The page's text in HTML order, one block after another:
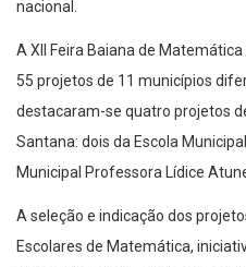
nacional.
A XII Feira Baiana de
55 projetos de 11 municípios
destacaram-se quatro projetos
Santana: dois da Escola
Municipal Professora Lídice
A seleção e indicação dos
Escolares de Matemática,